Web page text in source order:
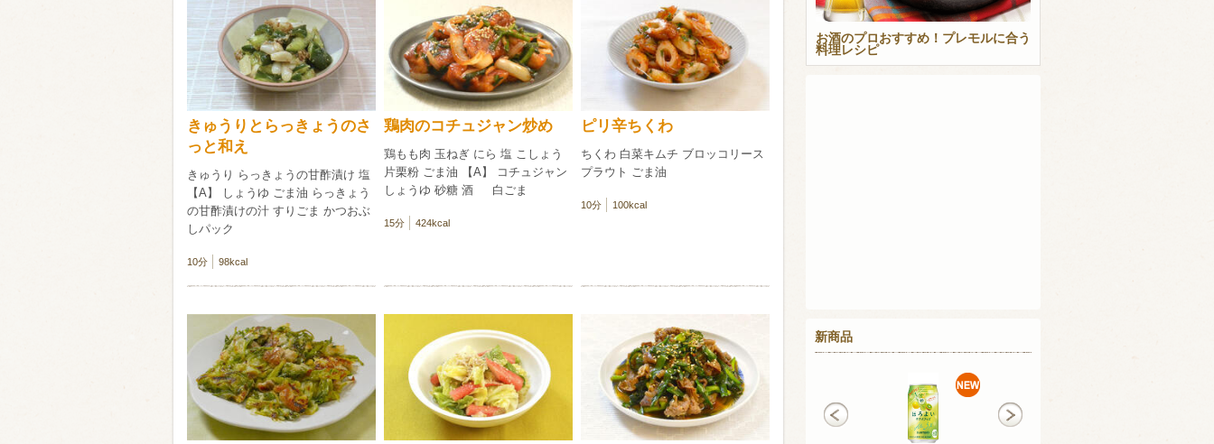
お米・麺
類・穀物
その他
ビール ハイボール（ウイスキー） ウイスキー・ブランデー 焼酎
赤ワイン 白ワイン
検索
きゅうりとらっきょうのさ
っと和え
きゅうり らっきょうの甘酢漬け 塩
【A】 しょうゆ ごま油 らっきょう
の甘酢漬けの汁 すりごま かつおぶ
しパック
10分 98kcal
鶏肉のコチュジャン炒め
鶏もも肉 玉ねぎ にら 塩 こしょう
片栗粉 ごま油 【A】 コチュジャン
しょうゆ 砂糖 酒 白ごま
15分 424kcal
ピリ辛ちくわ
ちくわ 白菜キムチ ブロッコリース
プラウト ごま油
10分 100kcal
お酒のプロおすすめ！プレモルに合う
料理レシピ
新商品